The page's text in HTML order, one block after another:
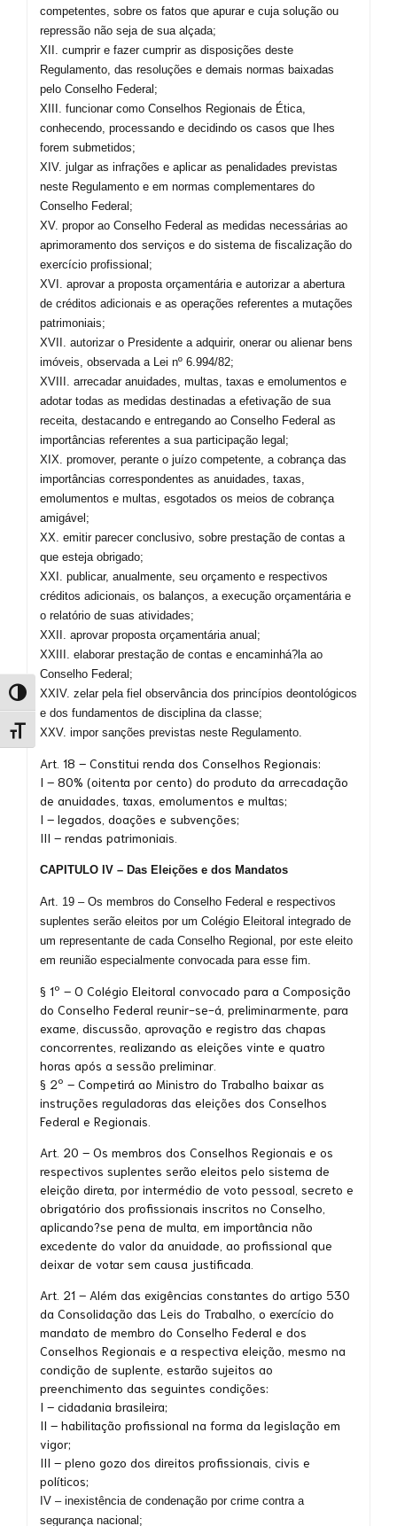
Alternar alto contraste
Alternar tamanho da fonte
competentes, sobre os fatos que apurar e cuja solução ou
repressão não seja de sua alçada;
XII. cumprir e fazer cumprir as disposições deste
Regulamento, das resoluções e demais normas baixadas
pelo Conselho Federal;
XIII. funcionar como Conselhos Regionais de Ética,
conhecendo, processando e decidindo os casos que Ihes
forem submetidos;
XIV. julgar as infrações e aplicar as penalidades previstas
neste Regulamento e em normas complementares do
Conselho Federal;
XV. propor ao Conselho Federal as medidas necessárias ao
aprimoramento dos serviços e do sistema de fiscalização do
exercício profissional;
XVI. aprovar a proposta orçamentária e autorizar a abertura
de créditos adicionais e as operações referentes a mutações
patrimoniais;
XVII. autorizar o Presidente a adquirir, onerar ou alienar bens
imóveis, observada a Lei nº 6.994/82;
XVIII. arrecadar anuidades, multas, taxas e emolumentos e
adotar todas as medidas destinadas a efetivação de sua
receita, destacando e entregando ao Conselho Federal as
importâncias referentes a sua participação legal;
XIX. promover, perante o juízo competente, a cobrança das
importâncias correspondentes as anuidades, taxas,
emolumentos e multas, esgotados os meios de cobrança
amigável;
XX. emitir parecer conclusivo, sobre prestação de contas a
que esteja obrigado;
XXI. publicar, anualmente, seu orçamento e respectivos
créditos adicionais, os balanços, a execução orçamentária e
o relatório de suas atividades;
XXII. aprovar proposta orçamentária anual;
XXIII. elaborar prestação de contas e encaminhá?la ao
Conselho Federal;
XXIV. zelar pela fiel observância dos princípios deontológicos
e dos fundamentos de disciplina da classe;
XXV. impor sanções previstas neste Regulamento.
Art. 18 – Constitui renda dos Conselhos Regionais:
I – 80% (oitenta por cento) do produto da arrecadação
de anuidades, taxas, emolumentos e multas;
I – legados, doações e subvenções;
III – rendas patrimoniais.
CAPITULO IV – Das Eleições e dos Mandatos
Art. 19 – Os membros do Conselho Federal e respectivos
suplentes serão eleitos por um Colégio Eleitoral integrado de
um representante de cada Conselho Regional, por este eleito
em reunião especialmente convocada para esse fim.
§ 1º – O Colégio Eleitoral convocado para a Composição
do Conselho Federal reunir-se-á, preliminarmente, para
exame, discussão, aprovação e registro das chapas
concorrentes, realizando as eleições vinte e quatro
horas após a sessão preliminar.
§ 2º – Competirá ao Ministro do Trabalho baixar as
instruções reguladoras das eleições dos Conselhos
Federal e Regionais.
Art. 20 – Os membros dos Conselhos Regionais e os
respectivos suplentes serão eleitos pelo sistema de
eleição direta, por intermédio de voto pessoal, secreto e
obrigatório dos profissionais inscritos no Conselho,
aplicando?se pena de multa, em importância não
excedente do valor da anuidade, ao profissional que
deixar de votar sem causa justificada.
Art. 21 – Além das exigências constantes do artigo 530
da Consolidação das Leis do Trabalho, o exercício do
mandato de membro do Conselho Federal e dos
Conselhos Regionais e a respectiva eleição, mesmo na
condição de suplente, estarão sujeitos ao
preenchimento das seguintes condições:
I – cidadania brasileira;
II – habilitação profissional na forma da legislação em
vigor;
III – pleno gozo dos direitos profissionais, civis e
políticos;
IV – inexistência de condenação por crime contra a
segurança nacional;